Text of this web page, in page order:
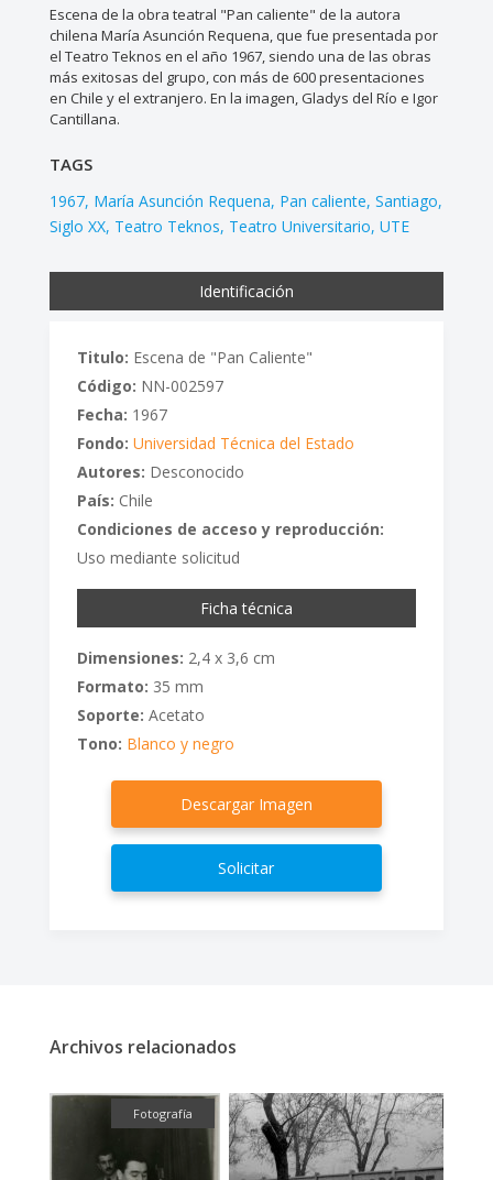
Escena de la obra teatral "Pan caliente" de la autora
chilena María Asunción Requena, que fue presentada por
el Teatro Teknos en el año 1967, siendo una de las obras
más exitosas del grupo, con más de 600 presentaciones
en Chile y el extranjero. En la imagen, Gladys del Río e Igor
Cantillana.
TAGS
1967 María Asunción Requena Pan caliente Santiago
Siglo XX Teatro Teknos Teatro Universitario UTE
Identificación
Titulo: Escena de "Pan Caliente"
Código: NN-002597
Fecha: 1967
Fondo: Universidad Técnica del Estado
Autores: Desconocido
País: Chile
Condiciones de acceso y reproducción:
Uso mediante solicitud
Ficha técnica
Dimensiones: 2,4 x 3,6 cm
Formato: 35 mm
Soporte: Acetato
Tono: Blanco y negro
Descargar Imagen
Solicitar
Archivos relacionados
Fotografía